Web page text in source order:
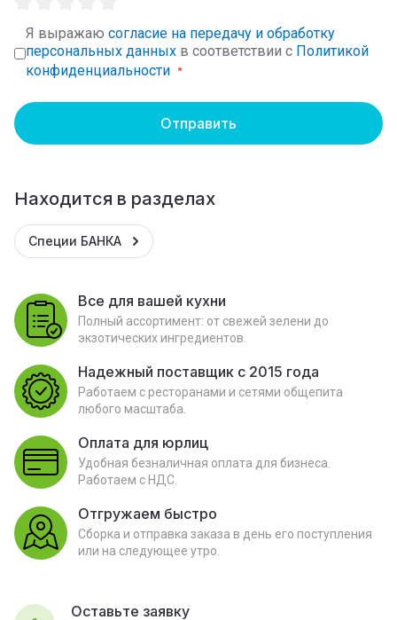
Я выражаю согласие на передачу и обработку
персональных данных в соответствии с Политикой
конфиденциальности
Отправить
Находится в разделах
Специи БАНКА
Все для вашей кухни
Полный ассортимент: от свежей зелени до
экзотических ингредиентов.
Надежный поставщик с 2015 года
Работаем с ресторанами и сетями общепита
любого масштаба.
Оплата для юрлиц
Удобная безналичная оплата для бизнеса.
Работаем с НДС.
Отгружаем быстро
Сборка и отправка заказа в день его поступления
или на следующее утро.
Оставьте заявку